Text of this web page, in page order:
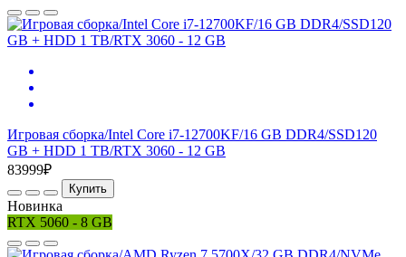
Игровая сборка/Intel Core i7-12700KF/16 GB DDR4/SSD120
GB + HDD 1 TB/RTX 3060 - 12 GB
83999₽
Купить
Новинка
RTX 5060 - 8 GB